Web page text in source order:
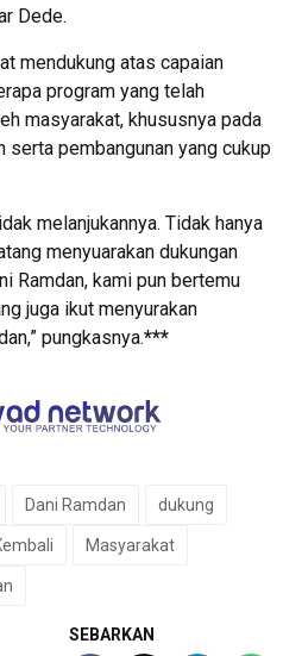
Dede.
mendukung atas capaian
program yang telah
masyarakat, khususnya pada
pembangunan yang cukup
melanjukannya. Tidak hanya
menyuarakan dukungan
Ramdan, kami pun bertemu
juga ikut menyurakan
pungkasnya.***
Dani Ramdan dukung
Masyarakat
SEBARKAN